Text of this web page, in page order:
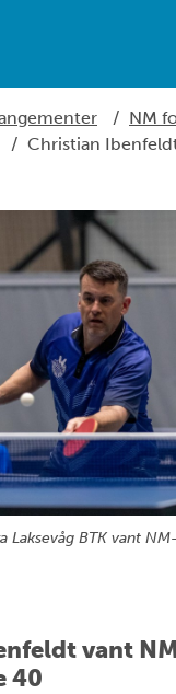
/ NM
/ Christian
Laksevåg BTK vant
vant
40